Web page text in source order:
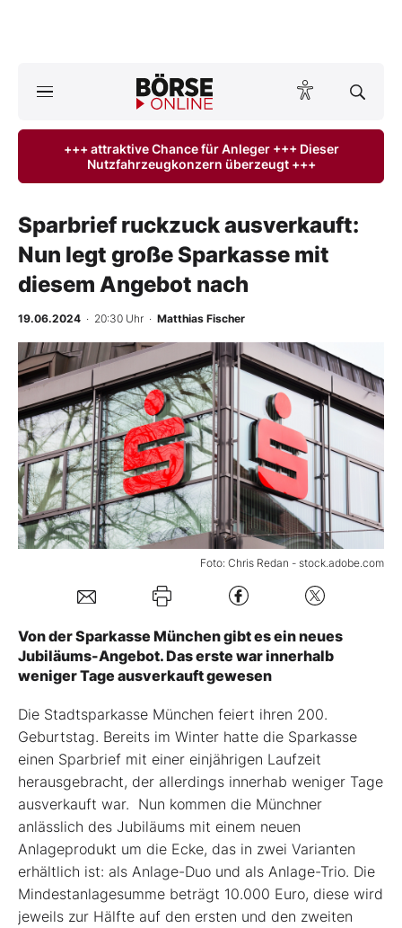
Anlageprodukte
Finanz-Check
Abo & Shop
BO-Musterdepots
Experten
Mein B:O
Mein Konto
Folgen Sie uns
+++ attraktive Chance für Anleger +++ Dieser
Nutzfahrzeugkonzern überzeugt +++
Sparbrief ruckzuck ausverkauft:
Nun legt große Sparkasse mit
diesem Angebot nach
19.06.2024 · 20:30 Uhr · Matthias Fischer
Foto: Chris Redan - stock.adobe.com
Von der Sparkasse München gibt es ein neues
Jubiläums-Angebot. Das erste war innerhalb
weniger Tage ausverkauft gewesen
Die Stadtsparkasse München feiert ihren 200.
Geburtstag. Bereits im Winter hatte die Sparkasse
einen Sparbrief mit einer einjährigen Laufzeit
herausgebracht, der allerdings innerhab weniger Tage
ausverkauft war. Nun kommen die Münchner
anlässlich des Jubiläums mit einem neuen
Anlageprodukt um die Ecke, das in zwei Varianten
erhältlich ist: als Anlage-Duo und als Anlage-Trio. Die
Mindestanlagesumme beträgt 10.000 Euro, diese wird
jeweils zur Hälfte auf den ersten und den zweiten